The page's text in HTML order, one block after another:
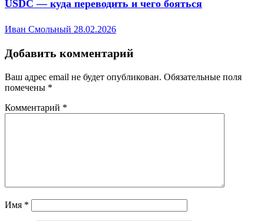
USDC — куда переводить и чего бояться
Иван Смольный 28.02.2026
Добавить комментарий
Ваш адрес email не будет опубликован. Обязательные поля
помечены *
Комментарий *
Имя *